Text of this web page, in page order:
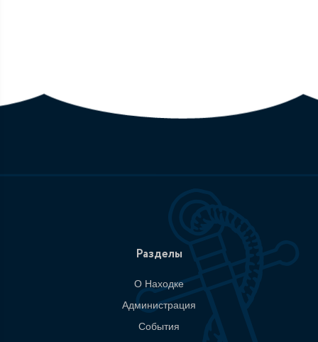
Разделы
О Находке
Администрация
События